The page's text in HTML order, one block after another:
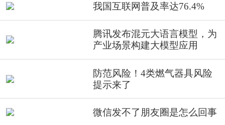
我国互联网普及率达76.4%
腾讯发布混元大语言模型，为
产业场景构建大模型应用
防范风险！4类燃气器具风险
提示来了
微信发不了朋友圈是怎么回事